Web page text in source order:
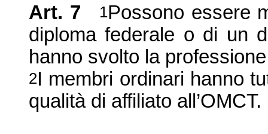
Art. 7
1Possono essere
diploma federale o di un
hanno svolto la
2I membri ordinari hanno
qualità di affiliato all’OMCT.